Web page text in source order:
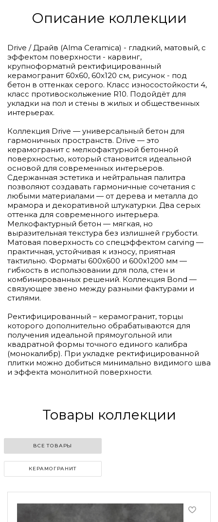
Описание коллекции
Drive / Драйв (Alma Ceramica) - гладкий, матовый, с
эффектом поверхности - карвинг,
крупноформатнй ректифицированный
керамогранит 60х60, 60х120 см, рисунок - под
бетон в оттенках серого. Класс износостойкости 4,
класс противоскольжение R10. Подойдёт для
укладки на пол и стены в жилых и общественных
интерьерах.
Коллекция Drive — универсальный бетон для
гармоничных пространств. Drive — это
керамогранит с мелкофактурной бетонной
поверхностью, который становится идеальной
основой для современных интерьеров.
Сдержанная эстетика и нейтральная палитра
позволяют создавать гармоничные сочетания с
любыми материалами — от дерева и металла до
мрамора и декоративной штукатурки. Два серых
оттенка для современного интерьера.
Мелкофактурный бетон — мягкая, но
выразительная текстура без излишней грубости.
Матовая поверхность со спецэффектом carving —
практичная, устойчивая к износу, приятная
тактильно. Форматы 600x600 и 600x1200 мм —
гибкость в использовании для пола, стен и
комбинированных решений. Коллекция Bond —
связующее звено между разными фактурами и
стилями.
Ректифицированный – керамогранит, торцы
которого дополнительно обрабатываются для
получения идеальной прямоугольной или
квадратной формы точного единого калибра
(монокалибр). При укладке ректифицированной
плитки можно добиться минимально видимого шва
и эффекта монолитной поверхности.
Товары коллекции
ВСЕ ТОВАРЫ
КЕРАМОГРАНИТ